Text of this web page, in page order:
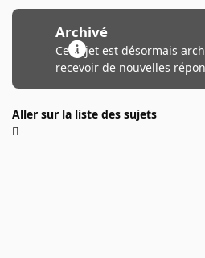
Archivé
Ce sujet est désormais
recevoir de nouvelles
Aller sur la liste des sujets